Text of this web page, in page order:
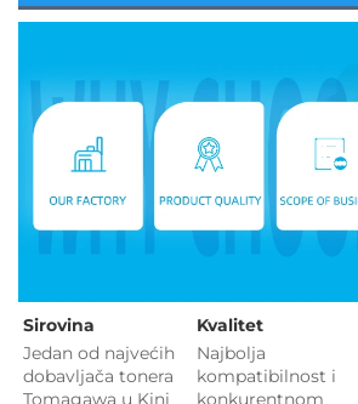
Sirovina
Jedan od najvećih
dobavljača tonera
Tomagawa u Kini
Kvalitet
Najbolja
konkurentnom